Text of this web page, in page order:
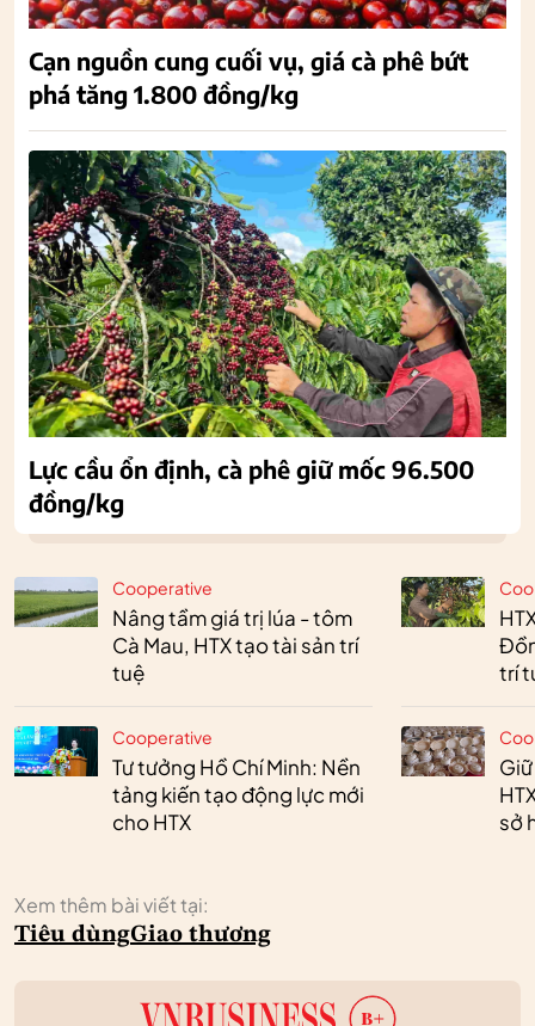
Cooperative
Nâng tầm giá trị lúa - tôm
Cà Mau, HTX tạo tài sản trí
tuệ
Cooperative
Tư tưởng Hồ Chí Minh: Nền
tảng kiến tạo động lực mới
cho HTX
trí
sở
Xem thêm bài viết tại:
Tiêu dùngGiao thương
Cạn nguồn cung cuối vụ, giá cà phê bứt
phá tăng 1.800 đồng/kg
Lực cầu ổn định, cà phê giữ mốc 96.500
đồng/kg